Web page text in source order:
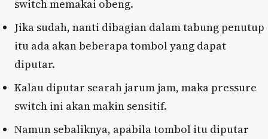
switch memakai obeng.
Jika sudah, nanti dibagian dalam tabung penutup
itu ada akan beberapa tombol yang dapat
diputar.
Kalau diputar searah jarum jam, maka pressure
switch ini akan makin sensitif.
Namun sebaliknya, apabila tombol itu diputar